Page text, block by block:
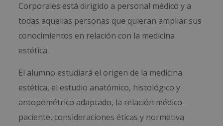
Corporales está dirigido a personal médico y a
todas aquellas personas que quieran ampliar sus
conocimientos en relación con la medicina
estética.
El alumno estudiará el origen de la medicina
estética, el estudio anatómico, histológico y
antopométrico adaptado, la relación médico-
paciente, consideraciones éticas y normativa